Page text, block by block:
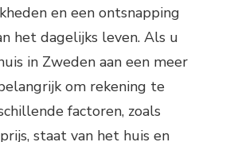
en een ontsnapping
het dagelijks leven. Als u
in Zweden aan een meer
om rekening te
factoren, zoals
staat van het huis en